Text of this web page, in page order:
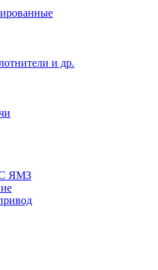
и др.
ЯМЗ